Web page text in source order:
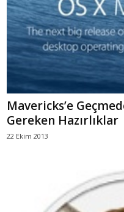
Mavericks’e
Gereken Hazırlıklar
22 Ekim 2013